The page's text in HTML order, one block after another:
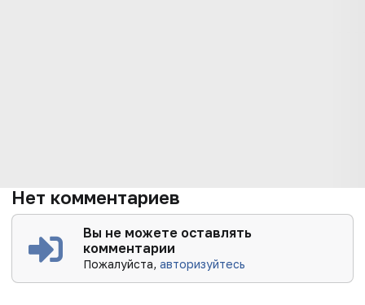
Нет комментариев
Вы не можете оставлять
комментарии
Пожалуйста,авторизуйтесь